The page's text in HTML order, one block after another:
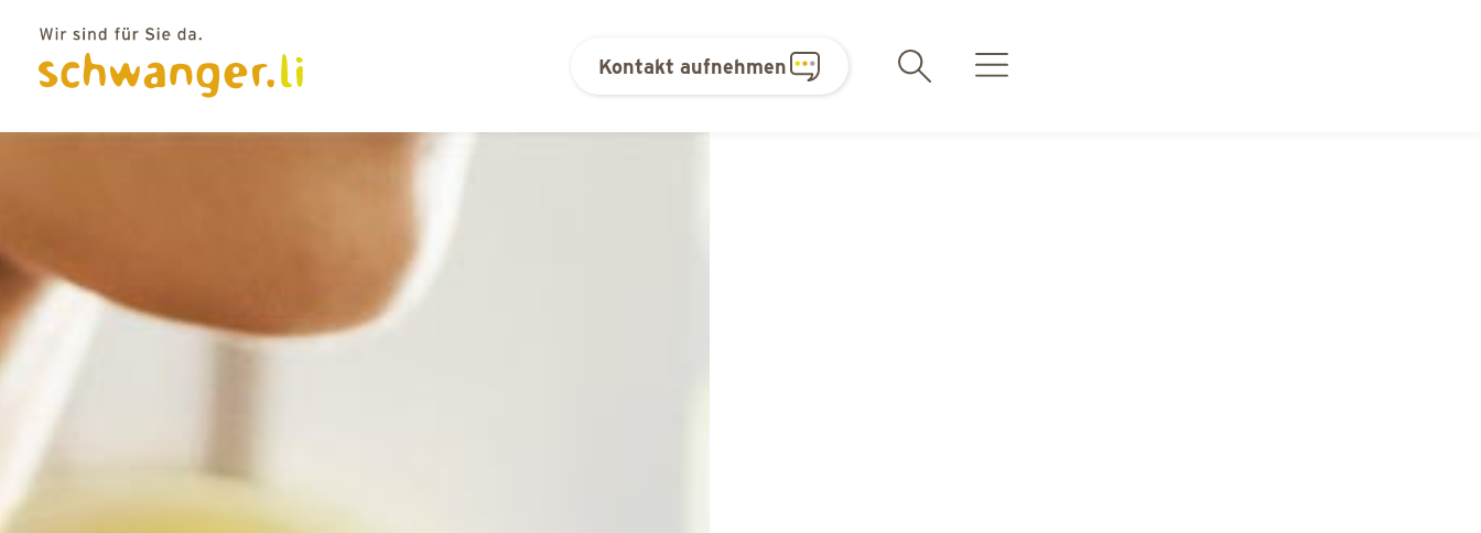
Kontakt aufnehmen